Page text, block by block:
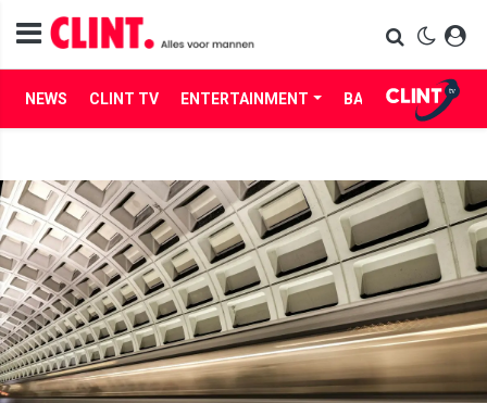
NEWS CLINT TV ENTERTAINMENT BABES LIFE